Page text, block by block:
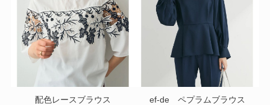
配色レースブラウス ef-de ペプラムブラウス